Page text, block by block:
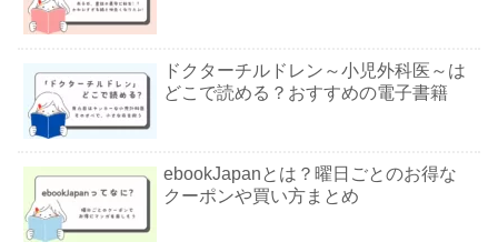
ドクターチルドレン～小児外科医～は
どこで読める？おすすめの電子書籍
ebookJapanとは？曜日ごとのお得な
クーポンや買い方まとめ